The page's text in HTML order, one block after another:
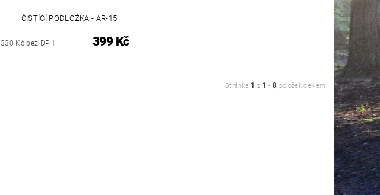
ČISTÍCÍ PODLOŽKA - AR-15
330 Kč bez DPH 399 Kč
Stránka 1 z 1 -8 položek celkem